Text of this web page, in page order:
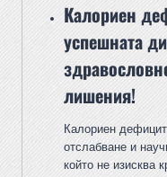
Калориен
успешната
лишения!
Калориен
отслабване и
който не изисква